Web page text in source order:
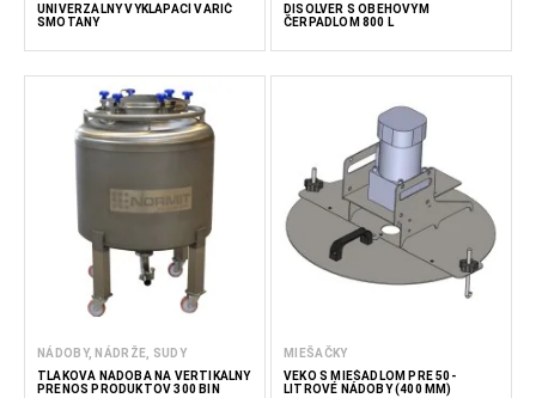
UNIVERZÁLNY VYKLÁPACÍ VARIČ
SMOTANY
DISOLVER S OBEHOVÝM
ČERPADLOM 800 L
NÁDOBY, NÁDRŽE, SUDY
TLAKOVÁ NÁDOBA NA VERTIKÁLNY
PRENOS PRODUKTOV 300 BIN
MIEŠAČKY
VEKO S MIEŠADLOM PRE 50-
LITROVÉ NÁDOBY (400 MM)